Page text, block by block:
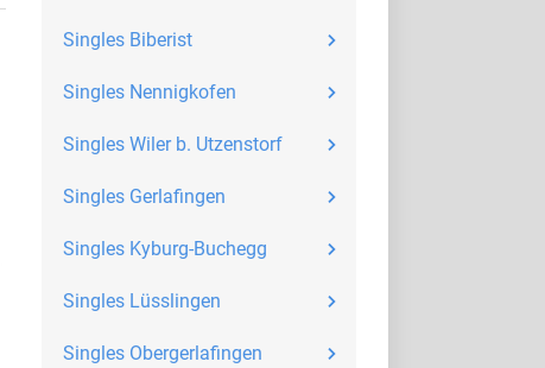
Singles Biberist
Singles Nennigkofen
Singles Wiler b. Utzenstorf
Singles Gerlafingen
Singles Kyburg-Buchegg
Singles Lüsslingen
Singles Obergerlafingen